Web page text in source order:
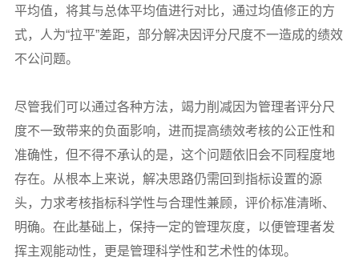
平均值，将其与总体平均值进行对比，通过均值修正的方
式，人为“拉平”差距，部分解决因评分尺度不一造成的绩效
不公问题。
尽管我们可以通过各种方法，竭力削减因为管理者评分尺
度不一致带来的负面影响，进而提高绩效考核的公正性和
准确性，但不得不承认的是，这个问题依旧会不同程度地
存在。从根本上来说，解决思路仍需回到指标设置的源
头，力求考核指标科学性与合理性兼顾，评价标准清晰、
明确。在此基础上，保持一定的管理灰度，以便管理者发
挥主观能动性，更是管理科学性和艺术性的体现。